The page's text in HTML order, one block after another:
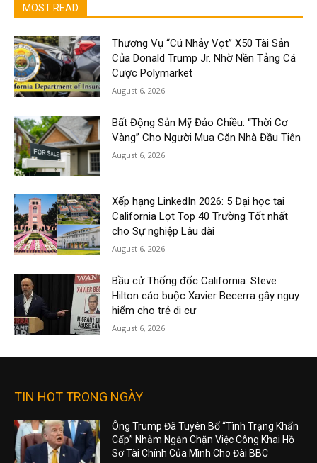
MOST READ
Thương Vụ “Cú Nhảy Vọt” X50 Tài Sản
Của Donald Trump Jr. Nhờ Nền Tảng Cá
Cược Polymarket
August 6, 2026
Bất Động Sản Mỹ Đảo Chiều: “Thời Cơ
Vàng” Cho Người Mua Căn Nhà Đầu Tiên
August 6, 2026
Xếp hạng LinkedIn 2026: 5 Đại học tại
California Lọt Top 40 Trường Tốt nhất
cho Sự nghiệp Lâu dài
August 6, 2026
Bầu cử Thống đốc California: Steve
Hilton cáo buộc Xavier Becerra gây nguy
hiểm cho trẻ di cư
August 6, 2026
TIN HOT TRONG NGÀY
Ông Trump Đã Tuyên Bố “Tình Trạng Khẩn
Cấp” Nhằm Ngăn Chặn Việc Công Khai Hồ
Sơ Tài Chính Của Mình Cho Đài BBC